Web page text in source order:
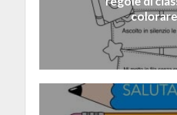
colorare